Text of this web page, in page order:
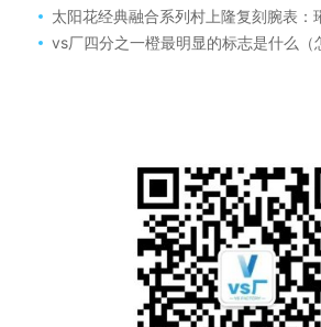
太阳花经典融合系列村上隆复刻腕表：璀璨艺
vs厂四分之一橙最明显的标志是什么（怎么辨